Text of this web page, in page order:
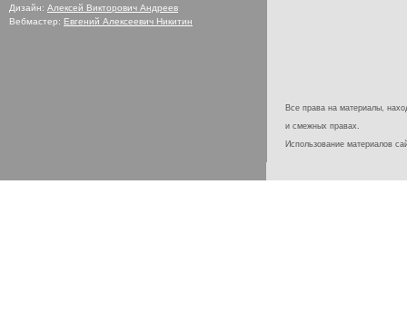
Дизайн: Алексей Викторович Андреев
Вебмастер: Евгений Алексеевич Никитин
Все права на материалы,
и смежных правах.
Использование материалов